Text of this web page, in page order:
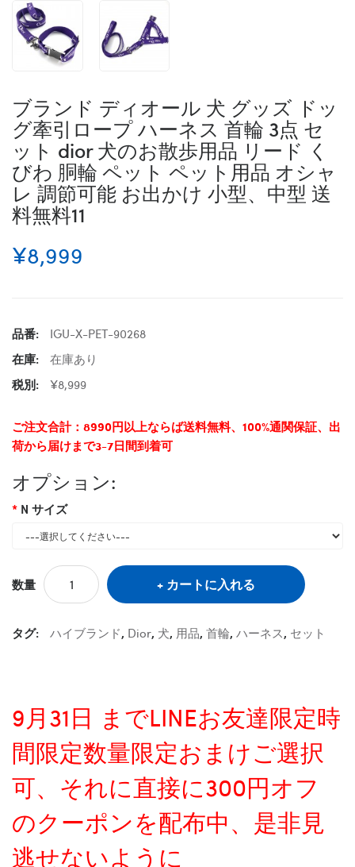
ブランド ディオール 犬 グッズ ドッ
グ牽引ロープ ハーネス 首輪 3点 セ
ット dior 犬のお散歩用品 リード く
びわ 胴輪 ペット ペット用品 オシャ
レ 調節可能 お出かけ 小型、中型 送
料無料11
¥8,999
品番:
IGU-X-PET-90268
在庫:
在庫あり
税別:
¥8,999
ご注文合計：8990円以上ならば送料無料、100%通関保証、出
荷から届けまで3-7日間到着可
オプション:
N サイズ
数量 カートに入れる
タグ: ハイブランド, Dior, 犬, 用品, 首輪, ハーネス, セット
9月31日 までLINEお友達限定時
間限定数量限定おまけご選択
可、それに直接に300円オフ
のクーポンを配布中、是非見
逃せないように